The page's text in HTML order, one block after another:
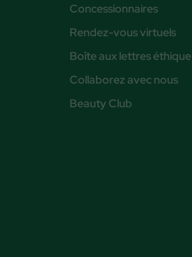
Concessionnaires
Rendez-vous virtuels
Boîte aux lettres éthique
Collaborez avec nous
Beauty Club